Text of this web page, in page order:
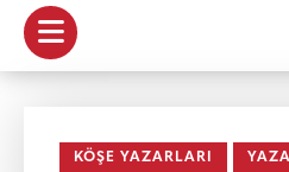
KÖŞE YAZARLARI